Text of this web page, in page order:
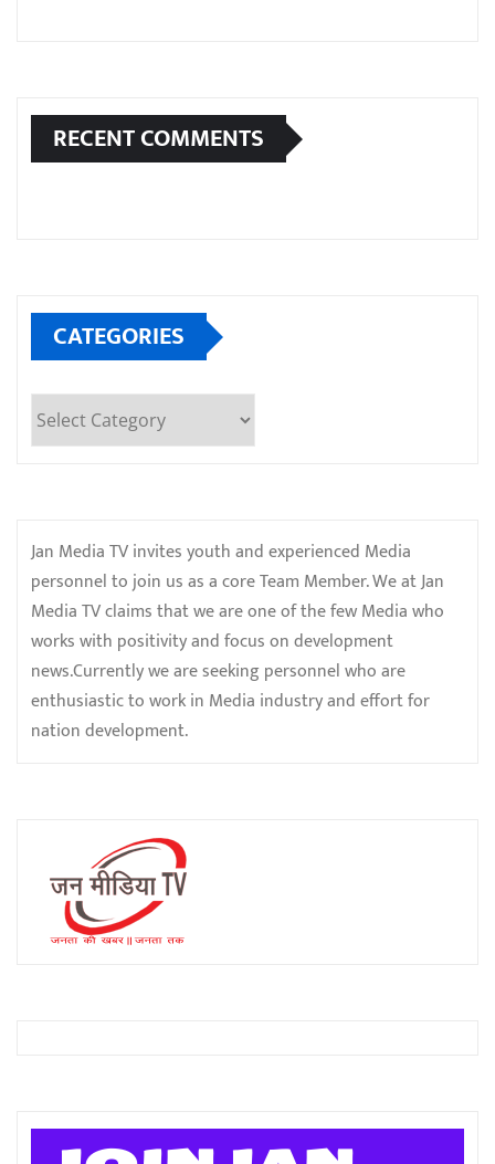
RECENT COMMENTS
CATEGORIES
Categories
Jan Media TV invites youth and experienced Media
personnel to join us as a core Team Member. We at Jan
Media TV claims that we are one of the few Media who
works with positivity and focus on development
news.Currently we are seeking personnel who are
enthusiastic to work in Media industry and effort for
nation development.